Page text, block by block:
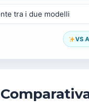
tra i due modelli
VS